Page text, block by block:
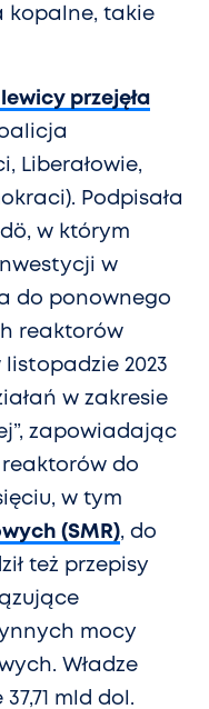
kopalne, takie
przejęła
Liberałowie,
Podpisała
w którym
w
do ponownego
reaktorów
listopadzie 2023
w zakresie
zapowiadając
do
w tym
(SMR), do
też przepisy
mocy
Władze
mld dol.